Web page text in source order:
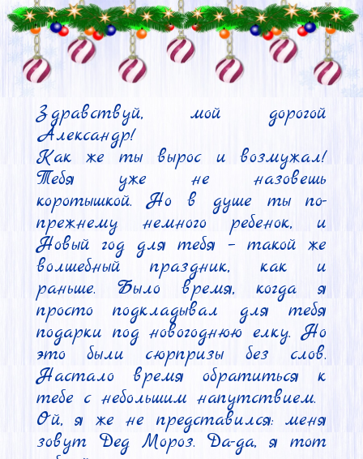
Здравствуй, мой дорогой
Александр!
Как же ты вырос и возмужал!
Тебя уже не назовешь
коротышкой. Но в душе ты по-
прежнему немного ребенок, и
Новый год для тебя – такой же
волшебный праздник, как и
раньше. Было время, когда я
просто подкладывал для тебя
подарки под новогоднюю елку. Но
это были сюрпризы без слов.
Настало время обратиться к
тебе с небольшим напутствием.
Ой, я же не представился: меня
зовут Дед Мороз. Да-да, я тот